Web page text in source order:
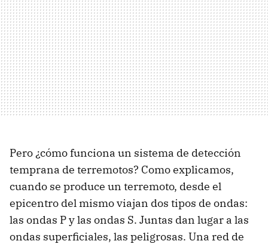
Pero ¿cómo funciona un sistema de detección
temprana de terremotos? Como explicamos,
cuando se produce un terremoto, desde el
epicentro del mismo viajan dos tipos de ondas:
las ondas P y las ondas S. Juntas dan lugar a las
ondas superficiales, las peligrosas. Una red de